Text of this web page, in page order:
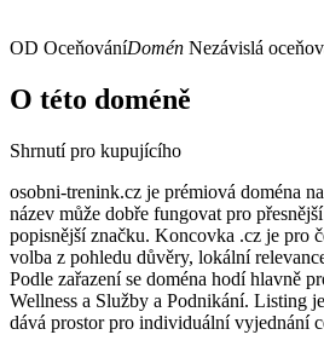
OD OceňováníDomén Nezávislá
O této doméně
Shrnutí pro kupujícího
osobni-trenink.cz je prémiová doména
název může dobře fungovat pro
popisnější značku. Koncovka .cz je pro
volba z pohledu důvěry, lokální
Podle zařazení se doména hodí hlavně
Wellness a Služby a Podnikání. Listing
dává prostor pro individuální vyjednání